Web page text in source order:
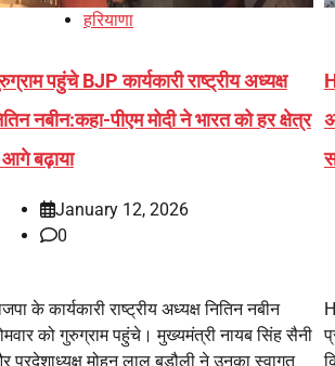
हरियाणा
पहुंचे BJP कार्यकारी राष्ट्रीय अध्यक्ष
नबीन:कहा-पीएम मोदी ने भारत को हर क्षेत्र
बढ़ाया
January 12, 2026
0
के कार्यकारी राष्ट्रीय अध्यक्ष नितिन नबीन
को गुरुग्राम पहुंचे। मुख्यमंत्री नायब सिंह सैनी
प्रदेशाध्यक्ष मोहन लाल बड़ौली ने उनका स्वागत